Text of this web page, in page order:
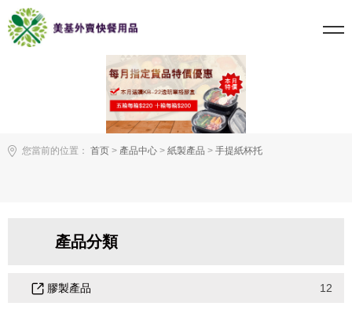
您當前的位置： 首页 > 產品中心 > 紙製產品 > 手提紙杯托
產品分類
膠製產品 12